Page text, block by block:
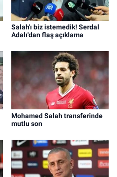
Salah'ı biz istemedik! Serdal
Adalı'dan flaş açıklama
Mohamed Salah transferinde
mutlu son